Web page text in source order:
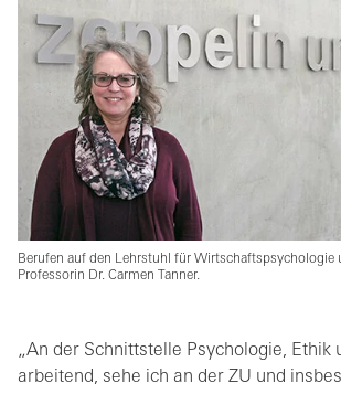
Berufen auf den Lehrstuhl für Wirtschaftspsychologie
Professorin Dr. Carmen Tanner.
„An der Schnittstelle Psychologie, Ethik
arbeitend, sehe ich an der ZU und